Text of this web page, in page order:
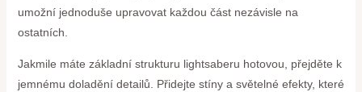
umožní jednoduše upravovat každou část nezávisle na
ostatních.
Jakmile máte základní strukturu lightsaberu hotovou, přejděte k
jemnému doladění detailů. Přidejte stíny a světelné efekty, které